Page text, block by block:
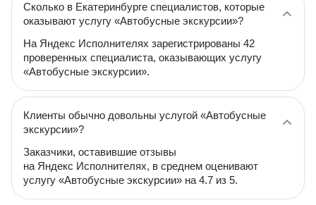
Сколько в Екатеринбурге специалистов, которые
оказывают услугу «Автобусные экскурсии»?
На Яндекс Исполнителях зарегистрированы 42
проверенных специалиста, оказывающих услугу
«Автобусные экскурсии».
Клиенты обычно довольны услугой «Автобусные
экскурсии»?
Заказчики, оставившие отзывы
на Яндекс Исполнителях, в среднем оценивают
услугу «Автобусные экскурсии» на 4.7 из 5.